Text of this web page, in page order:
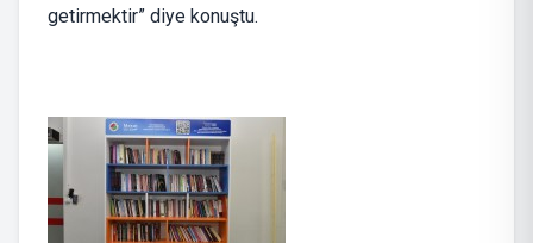
getirmektir” diye konuştu.